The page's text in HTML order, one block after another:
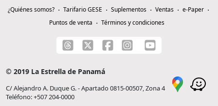
¿Quiénes somos? Tarifario GESE Suplementos Ventas
e-Paper
Puntos de venta
Términos y condiciones
© 2019 La Estrella de Panamá
C/ Alejandro A. Duque G. - Apartado 0815-00507, Zona 4
Teléfono: +507 204-0000